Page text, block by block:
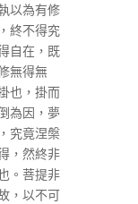
以為有修
終不得究
自在，既
無得無
也，掛而
為因，夢
究竟涅槃
，然終非
。菩提非
，以不可